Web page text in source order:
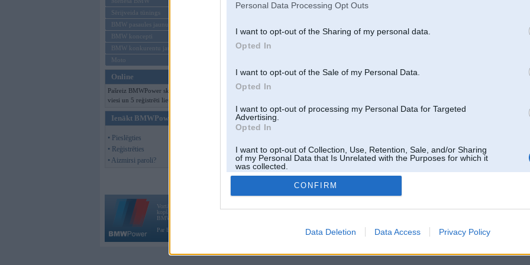
Personal Data Processing Opt Outs
I want to opt-out of the Sharing of my personal data.
Opted In
I want to opt-out of the Sale of my Personal Data.
Opted In
I want to opt-out of processing my Personal Data for Targeted
Advertising.
Opted In
I want to opt-out of Collection, Use, Retention, Sale, and/or Sharing
of my Personal Data that Is Unrelated with the Purposes for which it
was collected.
Opted Out
CONFIRM
Data Deletion Data Access Privacy Policy
Sērijveida tūnings
BMW pasaules jaunumi
BMW koncepti
BMW konkurentu jaunumi
Moto
Online
Pašreiz BMWPower skatās 100
viesi un 5 reģistrēti lietotāji.
Ienākt BMWPower
• Pieslēgties
• Reģistrēties
• Aizmirsi paroli?
Vortāls BMWPower.lv darbojas
kopš 2002. gada 14. maija. Tas nav auto klubs un nav saistīts ar
BMW AG.
Par BMWPower